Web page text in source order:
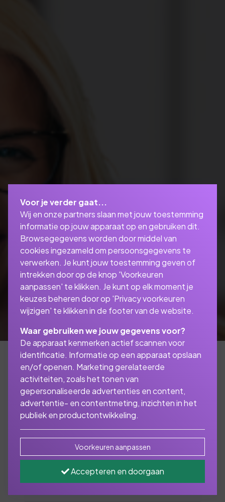
Ik ben een werknemer
in loondienst. Wat is
voor mij van belang?
1e pijler - AOW (Algemene Ouderdoms
Wet)
Voor je verder gaat...
Wij en onze partners slaan met jouw toestemming
informatie op jouw apparaat op en gebruiken dit.
Browsegegevens worden door middel van
cookies ingezameld om persoonsgegevens te
verwerken. Je kunt jouw toestemming geven of
intrekken door op de knop 'Voorkeuren
aanpassen' te klikken. Je kunt op elk moment je
keuzes beheren door op 'Privacy voorkeuren
wijzigen' te klikken in de footer van de website.
Waar gebruiken we jouw gegevens voor?
De apparaat kenmerken actief scannen voor
identificatie. Informatie op een apparaat opslaan
en/of openen. Marketing gerelateerde
activiteiten, zoals het tonen van
gepersonaliseerde advertenties en content,
advertentie- en contentmeting, inzichten in het
publiek en productontwikkeling.
Voorkeuren aanpassen
Accepteren en doorgaan